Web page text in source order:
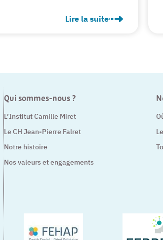
Lire la suite
Marie Denizard : D’un
Qui sommes-nous ?
L’Institut Camille Miret
Le CH Jean-Pierre Falret
Notre histoire
Nos valeurs et engagements